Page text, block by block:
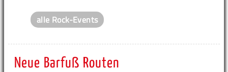
alle Rock-Events
Neue Barfuß Routen